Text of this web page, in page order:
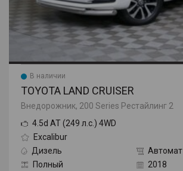
В наличии
TOYOTA LAND CRUISER
Внедорожник, 200 Series Рестайлинг 2
4.5d AT (249 л.с.) 4WD
Excalibur
Дизель
Автомат
Полный
2018